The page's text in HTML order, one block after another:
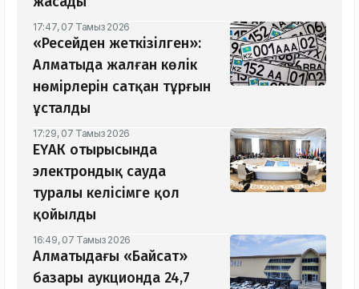
17:47, 07 Тамыз 2026
«Ресейден жеткізілген»:
Алматыда жалған көлік
нөмірлерін сатқан тұрғын
ұсталды
17:29, 07 Тамыз 2026
ЕҮАК отырысында
электрондық сауда
туралы келісімге қол
қойылды
16:49, 07 Тамыз 2026
Алматыдағы «Байсат»
базары аукционда 24,7